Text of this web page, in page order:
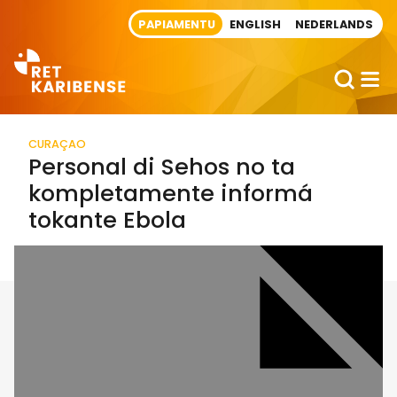
PAPIAMENTU ENGLISH NEDERLANDS
CURAÇAO
Personal di Sehos no ta
kompletamente informá
tokante Ebola